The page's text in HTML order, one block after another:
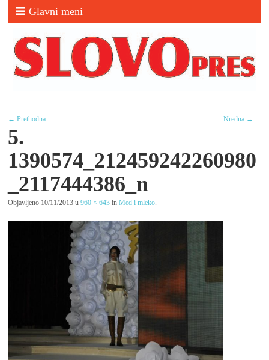
Glavni meni
← Prethodna Nredna →
5.
1390574_212459242260980
_2117444386_n
Objavljeno 10/11/2013 u960 × 643 inMed i mleko.